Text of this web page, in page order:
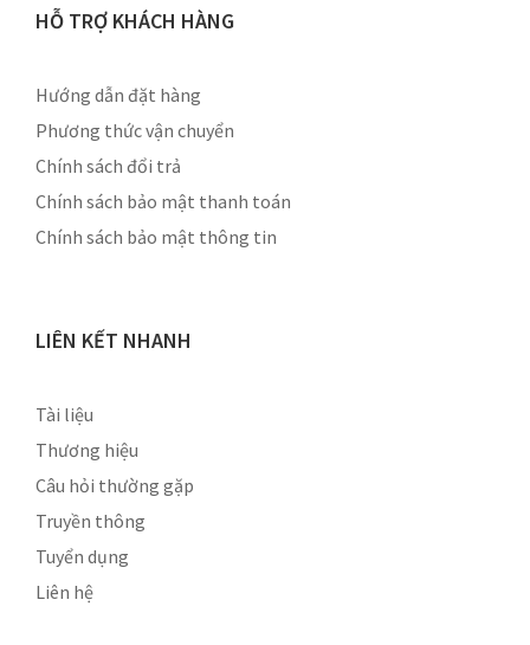
HỖ TRỢ KHÁCH HÀNG
Hướng dẫn đặt hàng
Phương thức vận chuyển
Chính sách đổi trả
Chính sách bảo mật thanh toán
Chính sách bảo mật thông tin
LIÊN KẾT NHANH
Tài liệu
Thương hiệu
Câu hỏi thường gặp
Truyền thông
Tuyển dụng
Liên hệ